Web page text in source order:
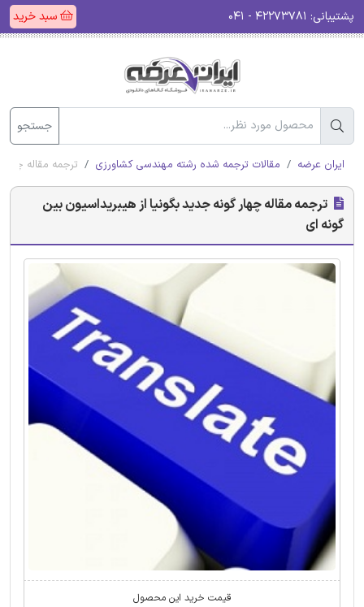
پشتیبانی: سبد خرید
جستجو
ایران عرضه مقالات ترجمه شده رشته مهندسی کشاورزی ترجمه مقاله
ترجمه مقاله چهار گونه جدید بگونیا از هیبریداسیون بین
گونه ای
قیمت خرید این محصول